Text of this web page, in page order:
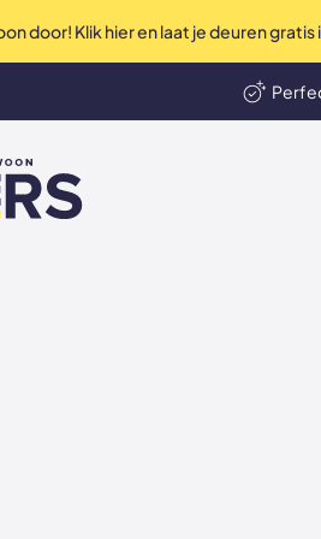
door! Klik hier en laat je deuren